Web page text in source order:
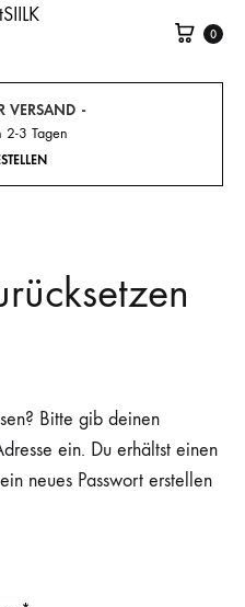
Cart
0
VERSAND
2-3 Tagen
Bitte gib deinen
ein. Du erhältst einen
neues Passwort erstellen